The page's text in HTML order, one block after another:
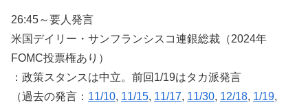
26:45～要人発言
米国デイリー・サンフランシスコ連銀総裁（2024年
FOMC投票権あり）
：政策スタンスは中立。前回1/19はタカ派発言
（過去の発言： 11/10, 11/15, 11/17, 11/30, 12/18, 1/19,